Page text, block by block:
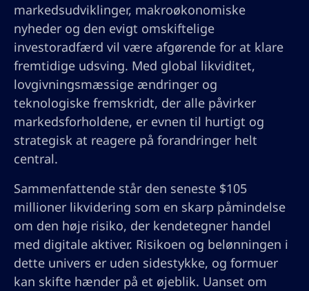
markedsudviklinger, makroøkonomiske
nyheder og den evigt omskiftelige
investoradfærd vil være afgørende for at klare
fremtidige udsving. Med global likviditet,
lovgivningsmæssige ændringer og
teknologiske fremskridt, der alle påvirker
markedsforholdene, er evnen til hurtigt og
strategisk at reagere på forandringer helt
central.
Sammenfattende står den seneste $105
millioner likvidering som en skarp påmindelse
om den høje risiko, der kendetegner handel
med digitale aktiver. Risikoen og belønningen i
dette univers er uden sidestykke, og formuer
kan skifte hænder på et øjeblik. Uanset om